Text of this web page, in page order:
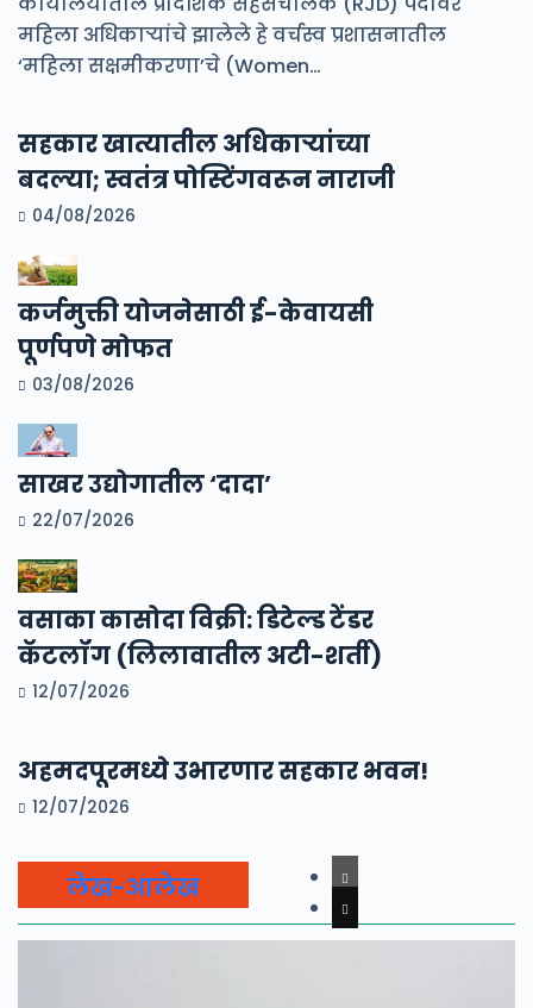
महिला अधिकाऱ्यांचे झालेले हे वर्चस्व प्रशासनातील
‘महिला सक्षमीकरणा’चे (Women…
सहकार खात्यातील अधिकाऱ्यांच्या
बदल्या; स्वतंत्र पोस्टिंगवरून नाराजी
04/08/2026
कर्जमुक्ती योजनेसाठी ई-केवायसी
पूर्णपणे मोफत
03/08/2026
साखर उद्योगातील ‘दादा’
22/07/2026
वसाका कासोदा विक्री: डिटेल्ड टेंडर
कॅटलॉग (लिलावातील अटी-शर्ती)
12/07/2026
अहमदपूरमध्ये उभारणार सहकार भवन!
12/07/2026
लेख-आलेख